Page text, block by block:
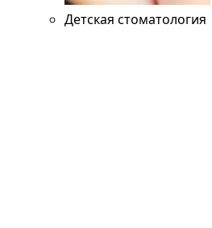
Детская стоматология